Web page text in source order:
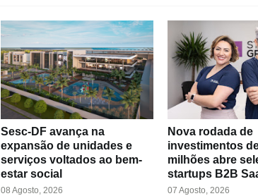
Sesc-DF avança na
expansão de unidades e
serviços voltados ao bem-
estar social
08 Agosto, 2026
Nova rodada de
investimentos
milhões abre
startups B2B
07 Agosto, 2026